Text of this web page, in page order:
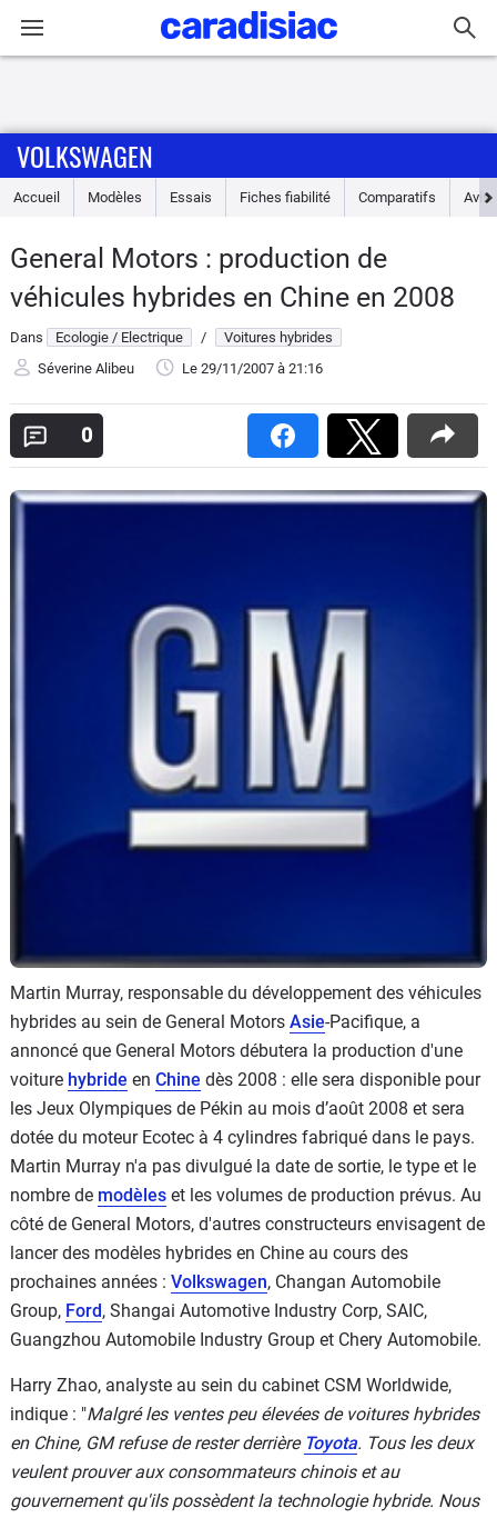
Accueil
Essais
Guide
d'achat
Electriques
Utilitaires
VOLKSWAGEN
Accueil Modèles Essais Fiches fiabilité Comparatifs Avis
General Motors : production de
véhicules hybrides en Chine en 2008
Dans Ecologie / Electrique /
Voitures hybrides
Séverine Alibeu
Le 29/11/2007 à 21:16
0
Martin Murray, responsable du développement des véhicules
hybrides au sein de General Motors Asie-Pacifique, a
annoncé que General Motors débutera la production d'une
voiture hybride en Chine dès 2008 : elle sera disponible pour
les Jeux Olympiques de Pékin au mois d’août 2008 et sera
dotée du moteur Ecotec à 4 cylindres fabriqué dans le pays.
Martin Murray n'a pas divulgué la date de sortie, le type et le
nombre de modèles et les volumes de production prévus. Au
côté de General Motors, d'autres constructeurs envisagent de
lancer des modèles hybrides en Chine au cours des
prochaines années : Volkswagen, Changan Automobile
Group, Ford, Shangai Automotive Industry Corp, SAIC,
Guangzhou Automobile Industry Group et Chery Automobile.
Harry Zhao, analyste au sein du cabinet CSM Worldwide,
indique : "Malgré les ventes peu élevées de voitures hybrides
en Chine, GM refuse de rester derrière Toyota. Tous les deux
veulent prouver aux consommateurs chinois et au
gouvernement qu'ils possèdent la technologie hybride. Nous